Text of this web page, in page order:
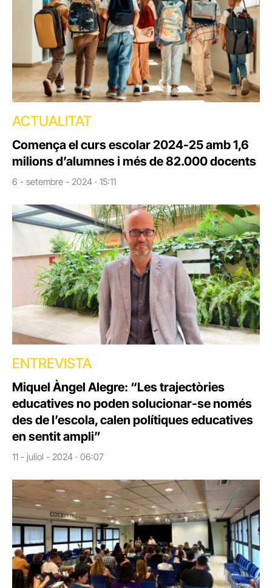
ACTUALITAT
Comença el curs escolar 2024-25 amb 1,6
milions d’alumnes i més de 82.000 docents
6 - setembre - 2024 · 15:11
ENTREVISTA
Miquel Àngel Alegre: “Les trajectòries
educatives no poden solucionar-se només
des de l’escola, calen polítiques educatives
en sentit ampli”
11 - juliol - 2024 · 06:07